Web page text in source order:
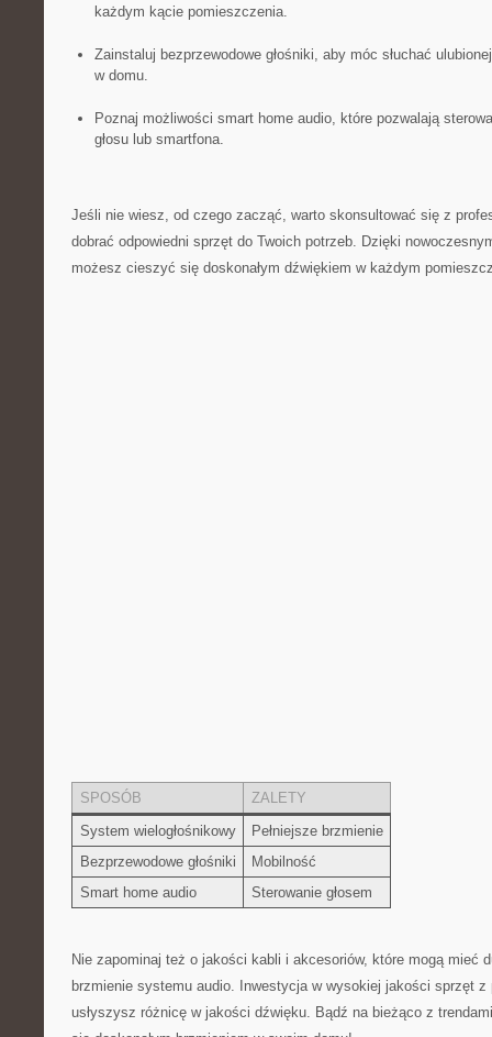
każdym kącie pomieszczenia.
Zainstaluj bezprzewodowe głośniki, aby⁤ móc słuchać
w​ domu.
Poznaj możliwości smart home audio, które pozwalają
‌głosu lub smartfona.
Jeśli nie⁢ wiesz, od czego zacząć, ‍warto⁢ skonsultować⁤ się​ z
dobrać odpowiedni sprzęt do Twoich potrzeb. Dzięki
możesz cieszyć ⁣się doskonałym ⁢dźwiękiem ‌w każdym
SPOSÓB
ZALETY
System wielogłośnikowy
Pełniejsze brzmienie
Bezprzewodowe⁢ głośniki
Mobilność
Smart home audio
Sterowanie głosem
Nie ⁢zapominaj też o jakości ​kabli i akcesoriów, które mogą mieć
brzmienie systemu audio.⁣ Inwestycja w wysokiej jakości ⁣sprzęt z
usłyszysz różnicę w jakości⁢ dźwięku. Bądź na bieżąco z